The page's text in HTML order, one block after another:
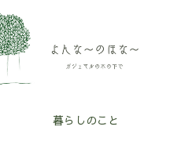
暮らしのこと